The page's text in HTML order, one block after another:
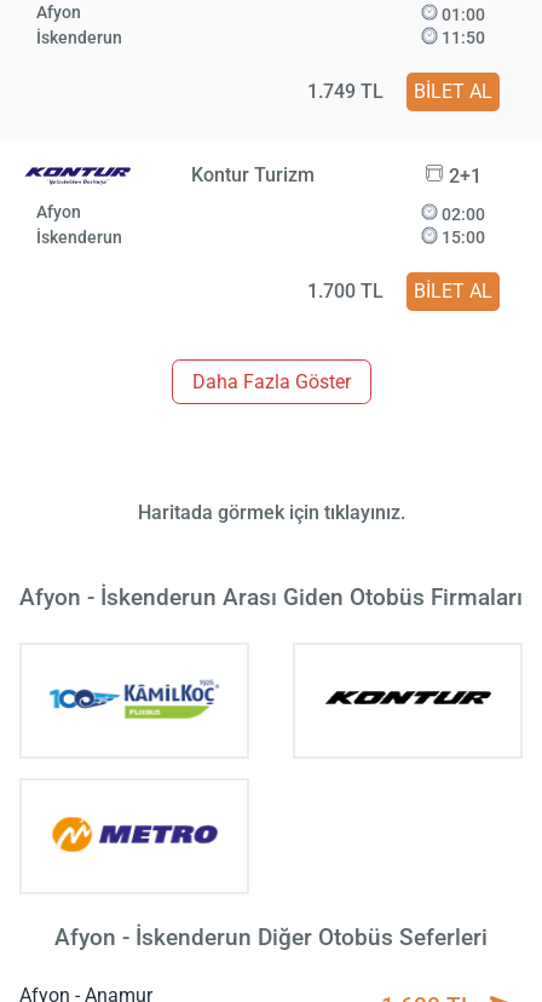
Afyon
İskenderun
01:00
11:50
1.749 TL BİLET AL
Kontur Turizm 2+1
Afyon
İskenderun
02:00
15:00
1.700 TL BİLET AL
Daha Fazla Göster
Haritada görmek için tıklayınız.
Afyon - İskenderun Arası Giden Otobüs Firmaları
Afyon - İskenderun Diğer Otobüs Seferleri
Afyon - Anamur